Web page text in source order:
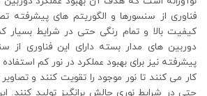
فناوری از سنسورها و الگوریتم های پیشرفته
کیفیت بالا و تمام رنگی حتی در شرایط بسیار
دوربین های مدار بسته دارای این فناوری از
پیشرفته نیز برای بهبود عملکرد در نور کم
کار می کنند تا نور موجود را تقویت کنند و تصاویر
حتی در شرایط نوری چالش برانگیز تولید کنند.